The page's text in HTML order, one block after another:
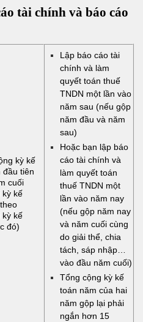
tài chính và báo cáo
kỳ kế
đầu tiên
cuối
kỳ kế
kỳ kế
đó)
Lập báo cáo tài
chính và làm
quyết toán thuế
TNDN một lần vào
năm sau (nếu gộp
năm đầu và năm
sau)
Hoặc bạn lập báo
cáo tài chính và
làm quyết toán
thuế TNDN một
lần vào năm nay
(nếu gộp năm nay
và năm cuối cùng
do giải thể, chia
tách, sáp nhập…
vào đầu năm cuối)
Tổng cộng kỳ kế
toán năm của hai
năm gộp lại phải
ngắn hơn 15